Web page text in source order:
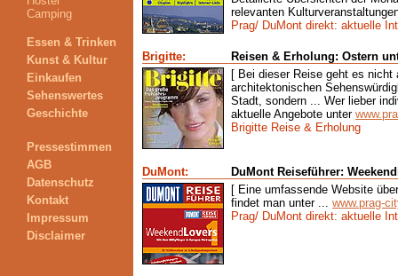
Camping
Essen & Trinken
Kunst & Kultur
Einkaufen
Sehenswertes
Geschichte
Pressestimmen
AGB
Datenschutz
Kontakt
Impressum
Disclaimer
relevanten
Prag/ DuMont direkt: aktuelle
Brigitte:
Reisen & Erholung: Ostern
[ Bei dieser Reise geht es nicht
architektonischen
Stadt, sondern ... Wer lieber
aktuelle Angebote unter
Brigitte Reise & Erholung
DuMont:
DuMont Reiseführer:
[ Eine umfassende Website
findet man unter ... www.prag-
Prag/ DuMont direkt: aktuelle